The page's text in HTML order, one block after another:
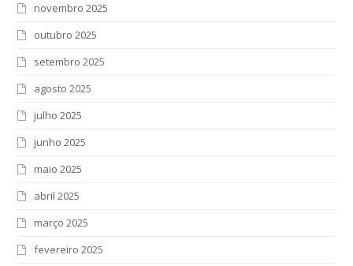
novembro 2025
outubro 2025
setembro 2025
agosto 2025
julho 2025
junho 2025
maio 2025
abril 2025
março 2025
fevereiro 2025